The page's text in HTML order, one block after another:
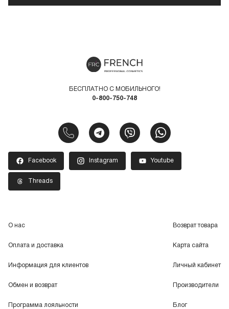
БЕСПЛАТНО С МОБИЛЬНОГО!
0-800-750-748
Facebook Instagram Youtube
Threads
О нас
Оплата и доставка
Информация для клиентов
Обмен и возврат
Программа лояльности
Возврат товара
Карта сайта
Личный кабинет
Производители
Блог